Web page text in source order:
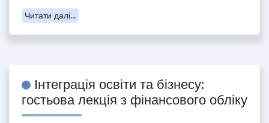
Читати далі...
Інтеграція освіти та бізнесу:
гостьова лекція з фінансового обліку